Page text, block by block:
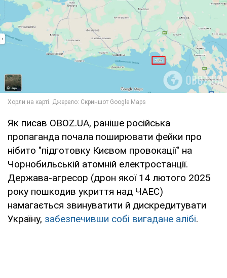
Як писав OBOZ.UA, раніше російська
пропаганда почала поширювати фейки про
нібито "підготовку Києвом провокації" на
Чорнобильській атомній електростанції.
Держава-агресор (дрон якої 14 лютого 2025
року пошкодив укриття над ЧАЕС)
намагається звинуватити й дискредитувати
Україну, забезпечивши собі вигадане алібі.